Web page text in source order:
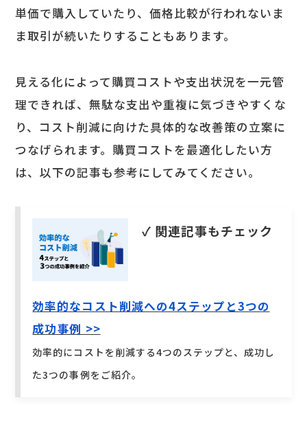
単価で購入していたり、価格比較が行われないま
ま取引が続いたりすることもあります。
見える化によって購買コストや支出状況を一元管
理できれば、無駄な支出や重複に気づきやすくな
り、コスト削減に向けた具体的な改善策の立案に
つなげられます。購買コストを最適化したい方
は、以下の記事も参考にしてみてください。
✓ 関連記事もチェック
効率的なコスト削減への4ステップと3つの
成功事例 >>
効率的にコストを削減する4つのステップと、成功し
た3つの事例をご紹介。